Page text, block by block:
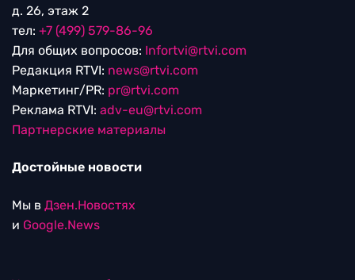
д. 26, этаж 2
тел: +7 (499) 579-86-96
Для общих вопросов: Infortvi@rtvi.com
Редакция RTVI: news@rtvi.com
Маркетинг/PR: pr@rtvi.com
Реклама RTVI: adv-eu@rtvi.com
Партнерские материалы
Достойные новости
Мы в Дзен.Новостях
и Google.News